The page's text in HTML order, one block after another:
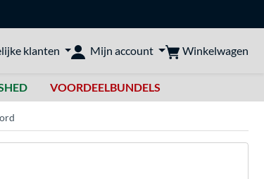
klanten Mijn account Winkelwagen
VOORDEELBUNDELS